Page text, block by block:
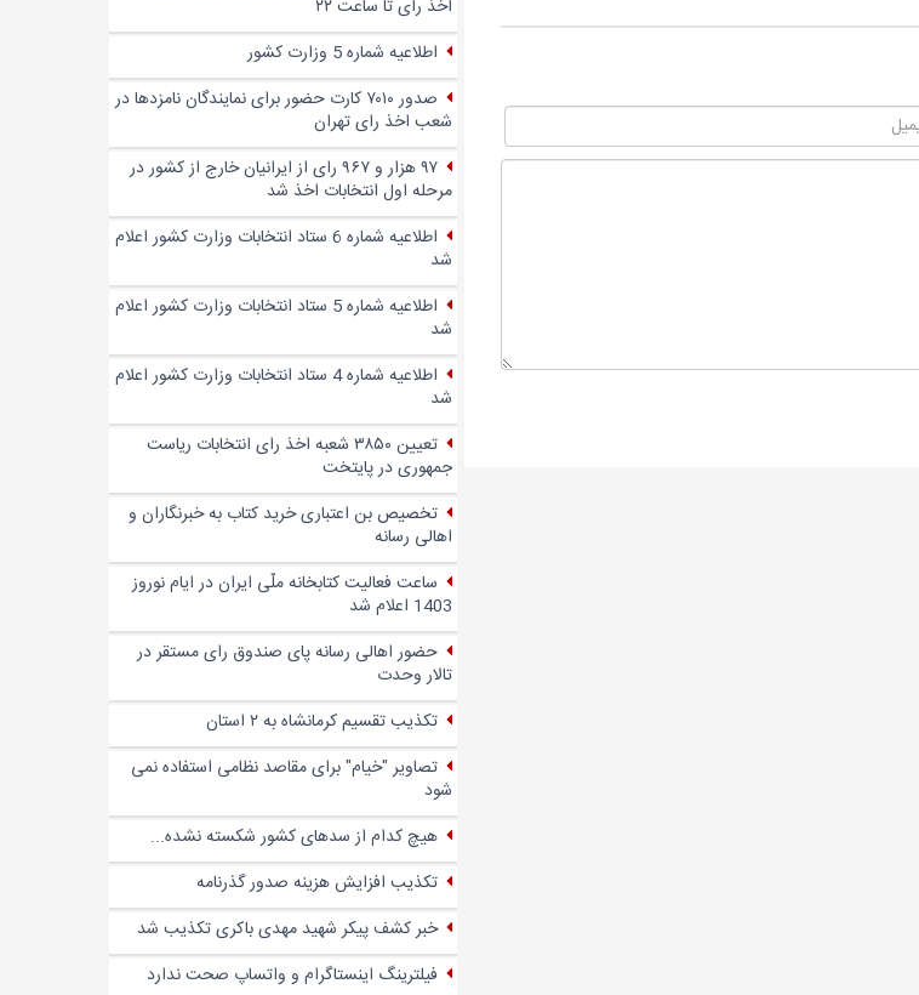
اخذ رای تا ساعت ۲۲
اطلاعیه شماره 5 وزارت کشور
صدور ۷۰۱۰ کارت حضور برای نمایندگان نامزدها در
شعب اخذ رای تهران
۹۷ هزار و ۹۶۷ رای از ایرانیان خارج از کشور در
مرحله اول انتخابات اخذ شد
اطلاعیه شماره 6 ستاد انتخابات وزارت کشور اعلام
شد
اطلاعیه شماره 5 ستاد انتخابات وزارت کشور اعلام
شد
اطلاعیه شماره 4 ستاد انتخابات وزارت کشور اعلام
شد
تعیین ۳۸۵۰ شعبه اخذ رای انتخابات ریاست
جمهوری در پایتخت
تخصیص بن اعتباری خرید کتاب به خبرنگاران و
اهالی رسانه
ساعت فعالیت کتابخانه ملّی ایران در ایام نوروز
1403 اعلام شد
حضور اهالی رسانه پای صندوق‌ رای مستقر در
تالار وحدت
تکذیب تقسیم کرمانشاه به ۲ استان
تصاویر "خیام" برای مقاصد نظامی استفاده نمی
شود
هیچ کدام از سدهای کشور شکسته نشده...
تکذیب افزایش هزینه صدور گذرنامه
خبر کشف پیکر شهید مهدی باکری تکذیب شد
فیلترینگ اینستاگرام و واتساپ صحت ندارد